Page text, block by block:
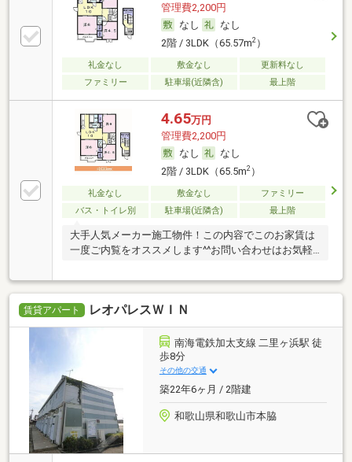
管理費2,200円
なし
なし
2階 / 3LDK（65.57m2）
礼金なし 敷金なし
更新料なし
ファミリー
駐車場(近隣含) 最上階
4.65万円
管理費2,200円
なし
なし
2階 / 3LDK（65.5m2）
礼金なし 敷金なし
ファミリー
バス・トイレ別
駐車場(近隣含) 最上階
大手人気メーカー施工物件！この内容でこのお家賃は
一度ご内覧をオススメします^^お問い合わせはお気軽
賃貸アパート レオパレスＷＩＮ
南海電鉄加太支線 二里ヶ浜駅 徒
歩8分
その他の交通
築22年6ヶ月 / 2階建
和歌山県和歌山市本脇